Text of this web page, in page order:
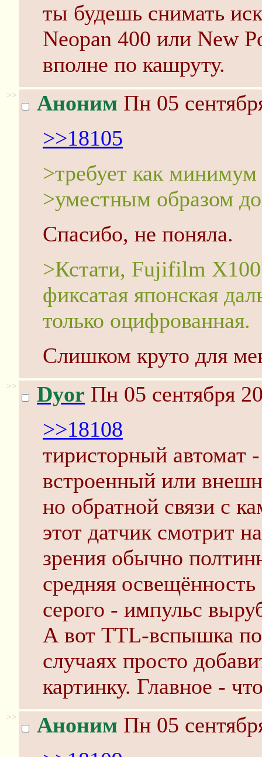
ты будешь снимать
Neopan 400 или New
вполне по кашруту.
>> Аноним Пн 05
>>18105
>требует как минимум
>уместным образом
Спасибо, не поняла.
>Кстати, Fujifilm X100
фиксатая японская
только оцифрованная.
Слишком круто для
>> Dyor Пн 05 сентября
>>18108
тиристорный автомат
встроенный или
но обратной связи с
этот датчик смотрит
зрения обычно
средняя
серого - импульс
А вот TTL-вспышка
случаях просто
картинку. Главное -
>> Аноним Пн 05